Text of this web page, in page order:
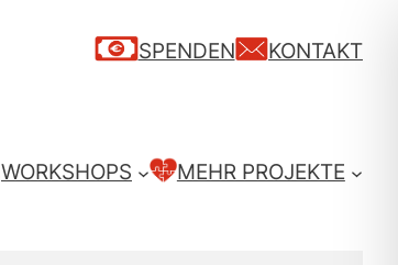
SPENDEN KONTAKT
WORKSHOPS MEHR PROJEKTE